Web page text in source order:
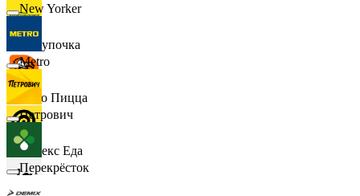
Покупочка
Додо Пицца
Яндекс Еда
New Yorker
Metro
Петрович
Перекрёсток